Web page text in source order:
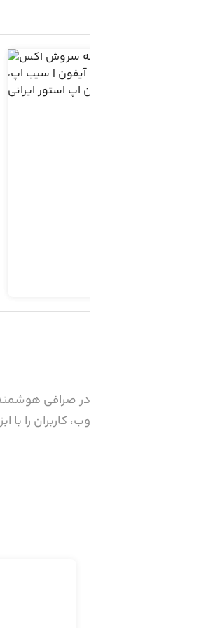
وب، کاربران را